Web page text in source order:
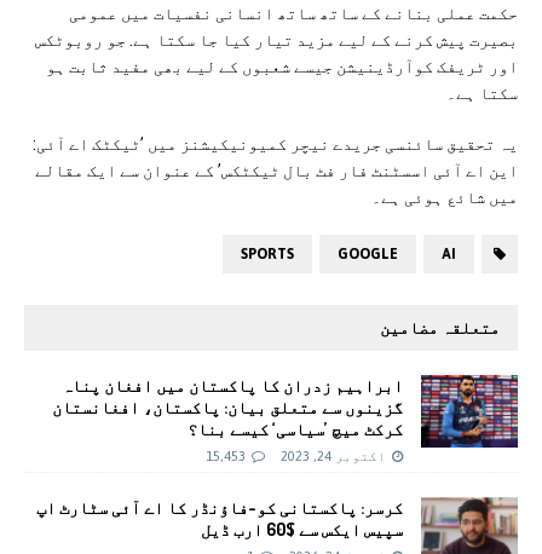
حکمت عملی بنانے کے ساتھ ساتھ انسانی نفسیات میں عمومی
بصیرت پیش کرنے کے لیے مزید تیار کیا جا سکتا ہے. جو روبوٹکس
اور ٹریفک کوآرڈینیشن جیسے شعبوں کے لیے بھی مفید ثابت ہو
سکتا ہے۔
یہ تحقیق سائنسی جریدے نیچر کمیونیکیشنز میں ’ٹیکٹک اے آئی:
این اے آئی اسسٹنٹ فار فٹ بال ٹیکٹکس’ کے عنوان سے ایک مقالے
میں شائع ہوئی ہے۔
AI
GOOGLE
SPORTS
متعلقہ مضامین
ابراہیم زدران کا پاکستان میں افغان پناہ
گزینوں سے متعلق بیان: پاکستان، افغانستان
کرکٹ میچ ’سیاسی‘ کیسے بنا؟
اکتوبر 24, 2023 15,453
کرسر: پاکستانی کو-فاؤنڈر کا اے آئی سٹارٹ اپ
سپیس ایکس سے $60 ارب ڈیل